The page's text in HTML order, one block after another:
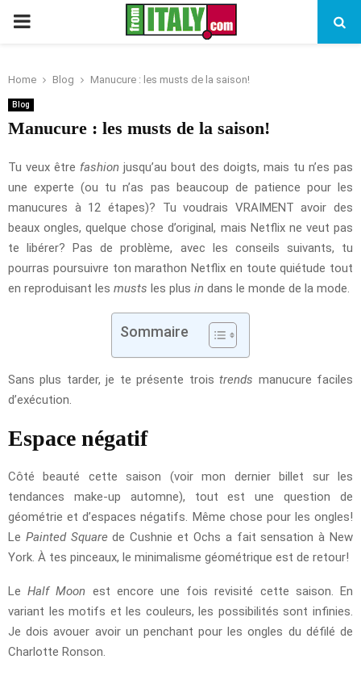
PRIMARY
Home Blog Manucure : les musts de la saison!
Blog
Manucure : les musts de la saison!
Tu veux être fashion jusqu’au bout des doigts, mais tu n’es pas
une experte (ou tu n’as pas beaucoup de patience pour les
manucures à 12 étapes)? Tu voudrais VRAIMENT avoir des
beaux ongles, quelque chose d’original, mais Netflix ne veut pas
te libérer? Pas de problème, avec les conseils suivants, tu
pourras poursuivre ton marathon Netflix en toute quiétude tout
en reproduisant les musts les plus in dans le monde de la mode.
Sommaire
Sans plus tarder, je te présente troistrends manucure faciles
d’exécution.
Espace négatif
Côté beauté cette saison (voir mon dernier billet sur les
tendances make-up automne), tout est une question de
géométrie et d’espaces négatifs. Même chose pour les ongles!
Le Painted Square de Cushnie et Ochs a fait sensation à New
York. À tes pinceaux, le minimalisme géométrique est de retour!
LeHalf Moon est encore une fois revisité cette saison. En
variant les motifs et les couleurs, les possibilités sont infinies.
Je dois avouer avoir un penchant pour les ongles du défilé de
Charlotte Ronson.